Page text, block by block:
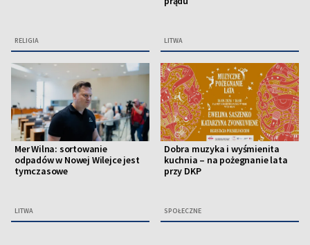
RELIGIA LITWA
Mer Wilna: sortowanie
odpadów w Nowej Wilejce jest
tymczasowe
LITWA
Dobra muzyka i wyśmienita
kuchnia – na pożegnanie lata
przy DKP
SPOŁECZNE